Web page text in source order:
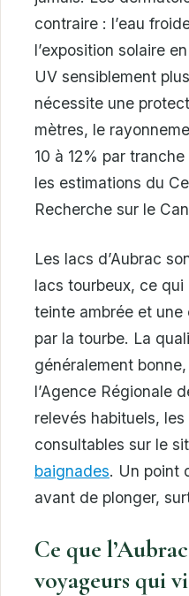
contraire : l’eau
l’exposition solaire
UV sensiblement
nécessite une
mètres, le
10 à 12% par
les estimations du
Recherche sur le
Les lacs d’Aubrac
lacs tourbeux, ce
teinte ambrée et
par la tourbe. La
généralement
l’Agence Régionale
relevés habituels,
consultables sur le
baignades. Un point
avant de plonger,
Ce que
voyageurs qui